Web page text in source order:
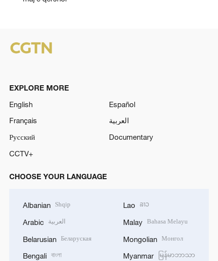
EXPLORE MORE
English
Español
Français
العربية
Русский
Documentary
CCTV+
CHOOSE YOUR LANGUAGE
Albanian Shqip
Arabic العربية
Belarusian Беларуская
Bengali বাংলা
Lao ລາວ
Malay Bahasa Melayu
Mongolian Монгол
Myanmar မြန်မာဘာသာ